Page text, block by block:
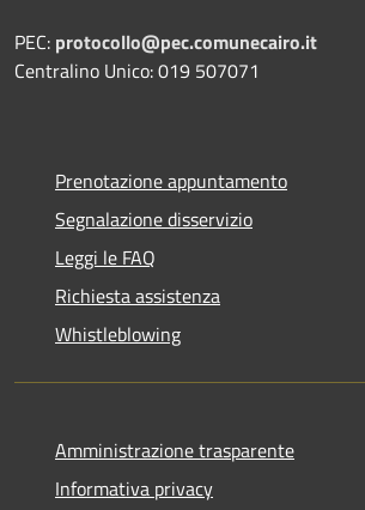
PEC: protocollo@pec.comunecairo.it
Centralino Unico: 019 507071
Prenotazione appuntamento
Segnalazione disservizio
Leggi le FAQ
Richiesta assistenza
Whistleblowing
Amministrazione trasparente
Informativa privacy